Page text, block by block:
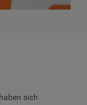
sich